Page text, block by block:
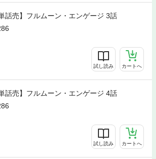
単話売】フルムーン・エンゲージ 3話
試し読み カートへ
単話売】フルムーン・エンゲージ 4話
試し読み カートへ